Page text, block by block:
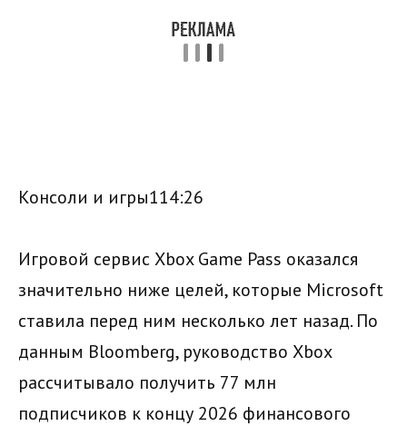
Консоли и игры114:26
Игровой сервис Xbox Game Pass оказался
значительно ниже целей, которые Microsoft
ставила перед ним несколько лет назад. По
данным Bloomberg, руководство Xbox
рассчитывало получить 77 млн
подписчиков к концу 2026 финансового